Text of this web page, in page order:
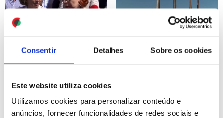
Consentir Detalhes Sobre os cookies
Este website utiliza cookies
Utilizamos cookies para personalizar conteúdo e
anúncios, fornecer funcionalidades de redes sociais e
Almada: Concelho vai ter
novo furo de captação de
semana - ministra do
Ambiente (editado)
ID: 47437627 Date: 09/07/2026 19:20
Onda de protestos
ID: 47436561 Date: 09/07/2026 16:53